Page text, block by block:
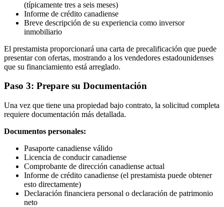
(típicamente tres a seis meses)
Informe de crédito canadiense
Breve descripción de su experiencia como inversor
inmobiliario
El prestamista proporcionará una carta de precalificación que puede
presentar con ofertas, mostrando a los vendedores estadounidenses
que su financiamiento está arreglado.
Paso 3: Prepare su Documentación
Una vez que tiene una propiedad bajo contrato, la solicitud completa
requiere documentación más detallada.
Documentos personales:
Pasaporte canadiense válido
Licencia de conducir canadiense
Comprobante de dirección canadiense actual
Informe de crédito canadiense (el prestamista puede obtener
esto directamente)
Declaración financiera personal o declaración de patrimonio
neto